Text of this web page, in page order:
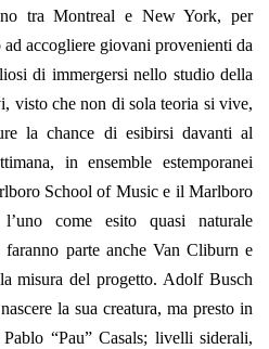
tra Montreal e New York, per
accogliere giovani provenienti da
di immergersi nello studio della
visto che non di sola teoria si vive,
la chance di esibirsi davanti al
in ensemble estemporanei
School of Music e il Marlboro
come esito quasi naturale
parte anche Van Cliburn e
misura del progetto. Adolf Busch
la sua creatura, ma presto in
“Pau” Casals; livelli siderali,